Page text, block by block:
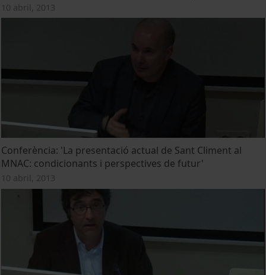
10 abril, 2013
Conferència: 'La presentació actual de Sant Climent al
MNAC: condicionants i perspectives de futur'
10 abril, 2013